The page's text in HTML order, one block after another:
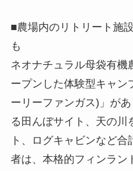
■農場内のリトリート施
も
ネオナチュラル母袋有機
ープンした体験型キャン
ーリーファンガス)」が
る田んぼサイト、天の川
ト、ログキャビンなど
者は、本格的フィンラン